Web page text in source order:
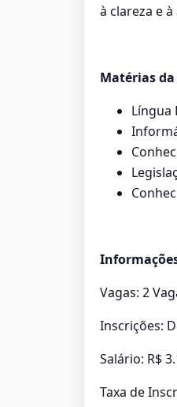
à clareza e
Matérias
Língua
Vagas: 2
Inscrições:
Salário: R$
Taxa de